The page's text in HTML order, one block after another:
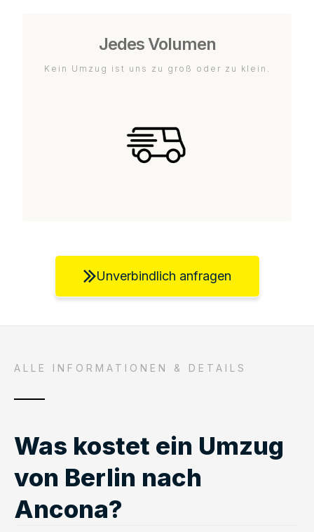
Jedes Volumen
Kein Umzug ist uns zu groß oder zu klein.
Unverbindlich anfragen
ALLE INFORMATIONEN & DETAILS
Was kostet ein Umzug
von Berlin nach
Ancona?